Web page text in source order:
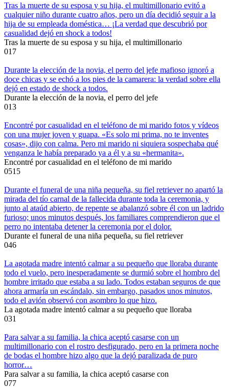
Tras la muerte de su esposa y su hija, el multimillonario evitó a
cualquier niño durante cuatro años, pero un día decidió seguir a la
hija de su empleada doméstica… ¡La verdad que descubrió por
casualidad dejó en shock a todos!
Tras la muerte de su esposa y su hija, el multimillonario
017
Durante la elección de la novia, el perro del jefe mafioso ignoró a
doce chicas y se echó a los pies de la camarera: la verdad sobre ella
dejó en estado de shock a todos.
Durante la elección de la novia, el perro del jefe
013
Encontré por casualidad en el teléfono de mi marido fotos y vídeos
con una mujer joven y guapa. «Es solo mi prima, no te inventes
cosas», dijo con calma. Pero mi marido ni siquiera sospechaba qué
venganza le había preparado ya a él y a su «hermanita».
Encontré por casualidad en el teléfono de mi marido
0515
Durante el funeral de una niña pequeña, su fiel retriever no apartó la
mirada del tío carnal de la fallecida durante toda la ceremonia, y
junto al ataúd abierto, de repente se abalanzó sobre él con un ladrido
furioso; unos minutos después, los familiares comprendieron que el
perro no intentaba detener la ceremonia por el dolor.
Durante el funeral de una niña pequeña, su fiel retriever
046
La agotada madre intentó calmar a su pequeño que lloraba durante
todo el vuelo, pero inesperadamente se durmió sobre el hombro del
hombre irritado que estaba a su lado. Todos estaban seguros de que
ahora armaría un escándalo, sin embargo, pasados unos minutos,
todo el avión observó con asombro lo que hizo.
La agotada madre intentó calmar a su pequeño que lloraba
031
Para salvar a su familia, la chica aceptó casarse con un
multimillonario con el rostro desfigurado, pero en la primera noche
de bodas el hombre hizo algo que la dejó paralizada de puro
horror…
Para salvar a su familia, la chica aceptó casarse con
077